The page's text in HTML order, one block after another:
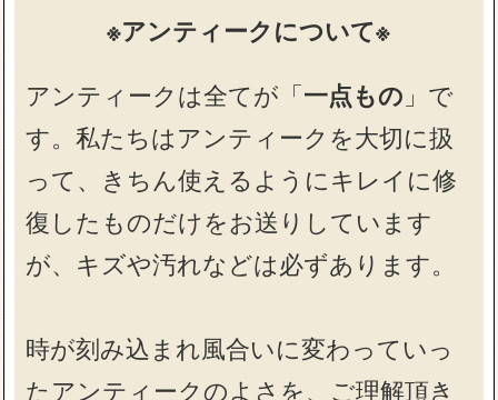
※アンティークについて※
アンティークは全てが「一点もの 」で
す。私たちはアンティークを大切に扱
って、きちん使えるようにキレイに修
復したものだけをお送りしています
が、キズや汚れなどは必ずあります。
時が刻み込まれ風合いに変わっていっ
たアンティークのよさを、ご理解頂き